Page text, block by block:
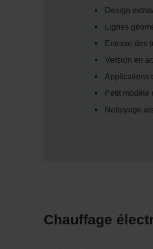
Design
Lignes
Entraxe des
Version en
Applications
Petit modèle
Nettoyage
Chauffage